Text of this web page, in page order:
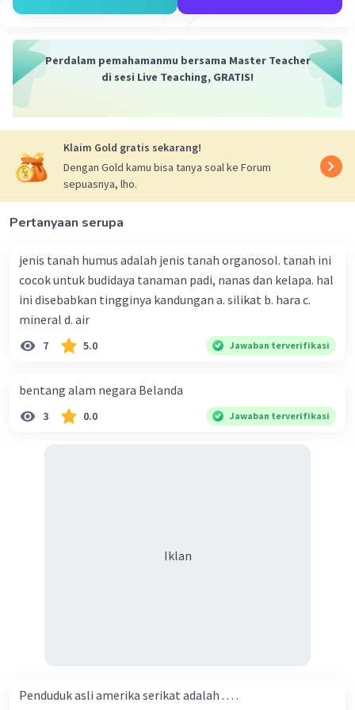
Selatan.
Beri Rating·
Perdalam pemahamanmu bersama Master Teacher
di sesi Live Teaching, GRATIS!
Klaim Gold gratis sekarang!
Dengan Gold kamu bisa tanya soal ke Forum
sepuasnya, lho.
Pertanyaan serupa
jenis tanah humus adalah jenis tanah organosol. tanah ini
cocok untuk budidaya tanaman padi, nanas dan kelapa. hal
ini disebabkan tingginya kandungan a. silikat b. hara c.
mineral d. air
7 5.0 Jawaban terverifikasi
bentang alam negara Belanda
3 0.0 Jawaban terverifikasi
Iklan
Penduduk asli amerika serikat adalah . . . .